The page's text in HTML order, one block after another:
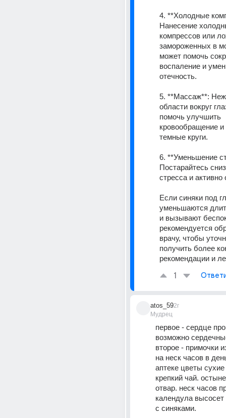
4. **Холодные
Нанесение
компрессов или
замороженных в
может помочь
воспаление и
отечность.
5. **Массаж**:
области вокруг
помочь улучшить
кровообращение
темные круги.
6. **Уменьшение
Постарайтесь
стресса и активно
Если синяки под
уменьшаются
и вызывают
рекомендуется
врачу, чтобы
получить более
рекомендации и
1
atos_59
Мудрец
2г
первое - сердце
возможно
второе - примочки
на неск часов в
аптеке цветы сухие
крепкий чай.
отвар. неск часов
календула высосет
с синяками.